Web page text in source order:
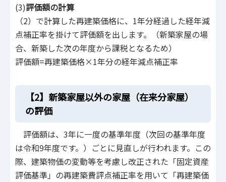
(3)評価額の計算
（2）で計算した再建築価格に、1年分経過した経年減
点補正率を掛けて評価額を出します。（新築家屋の場
合、新築した次の年度から課税となるため）
評価額=再建築価格×1年分の経年減点補正率
【2】新築家屋以外の家屋（在来分家屋）
の評価
評価額は、3年に一度の基準年度（次回の基準年度
は令和9年度です。）ごとに見直しが行われます。この
際、建築物価の変動等を考慮し改正された「固定資産
評価基準」の再建築費評点補正率を用いて「再建築価